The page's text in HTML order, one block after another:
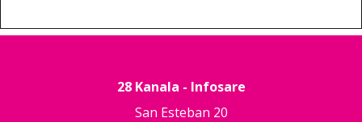
28 Kanala - Infosare
San Esteban 20